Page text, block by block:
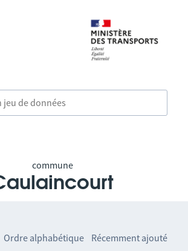
commune
Ordre alphabétique Récemment ajouté